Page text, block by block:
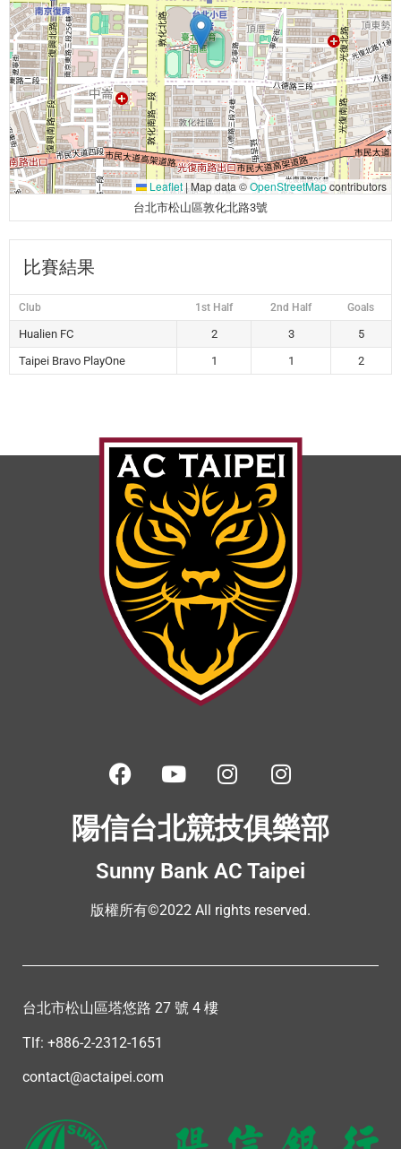
Leaflet|Map data ©OpenStreetMapcontributors
台北市松山區敦化北路3號
比賽結果
Club 1st Half 2nd Half Goals
Hualien FC 2 3
5
Taipei Bravo PlayOne
1 1 2
陽信台北競技俱樂部
Sunny Bank AC Taipei
版權所有©2022 All rights reserved.
台北市松山區塔悠路 27 號 4 樓
Tlf: +886-2-2312-1651
contact@actaipei.com